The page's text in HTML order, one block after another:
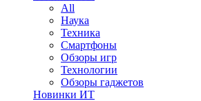
All
Наука
Техника
Смартфоны
Обзоры игр
Технологии
Обзоры гаджетов
Новинки ИТ